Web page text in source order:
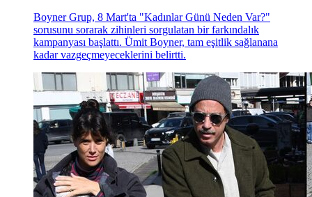
Boyner Grup, 8 Mart'ta "Kadınlar Günü Neden Var?"
sorusunu sorarak zihinleri sorgulatan bir farkındalık
kampanyası başlattı. Ümit Boyner, tam eşitlik sağlanana
kadar vazgeçmeyeceklerini belirtti.